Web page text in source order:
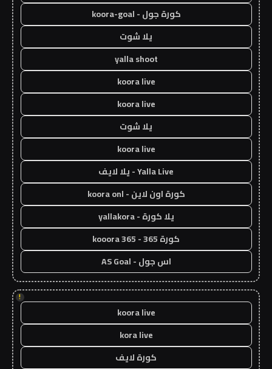
كورة جول - koora-goal
يلا شوت
yalla shoot
koora live
koora live
يلا شوت
koora live
Yalla Live - يلا لايف
كورة اون لاين - koora onl
يلا كورة - yallakora
كورة 365 - kooora 365
اس جول - AS Goal
!
koora live
kora live
كورة لايف